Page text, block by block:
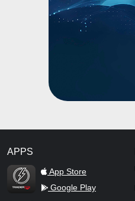
APPS
TraderFox Flash
App Store
Google Play